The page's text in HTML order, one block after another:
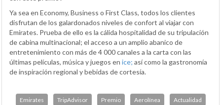
Ya sea en Economy, Business o First Class, todos los clientes
disfrutan de los galardonados niveles de confort al viajar con
Emirates. Prueba de ello es la cálida hospitalidad de su tripulación
de cabina multinacional; el acceso a un amplio abanico de
entretenimiento con más de 4 000 canales a la carta con las
últimas películas, música y juegos en ice; así como la gastronomía
de inspiración regional y bebidas de cortesía.
Emirates TripAdvisor Premio Aerolínea Actualidad